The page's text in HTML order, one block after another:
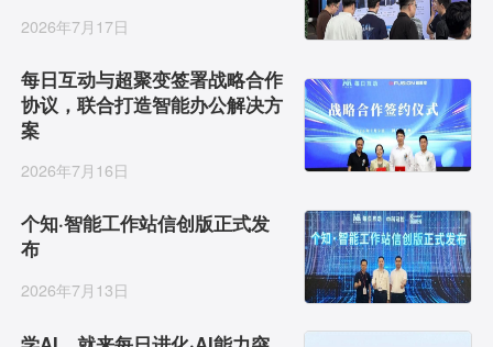
海外推送
营销数盘
人口数盘
大数据精准宣防
智能风控
科技公益
新闻动态
加入我们
2026年7月17日
每日互动与超聚变签署战略合作
协议，联合打造智能办公解决方
案
2026年7月16日
个知·智能工作站信创版正式发
布
2026年7月13日